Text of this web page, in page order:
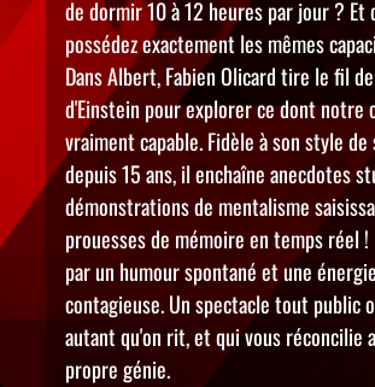
de dormir 10 à 12 heures par jour ? Et
possédez exactement les mêmes
Dans Albert, Fabien Olicard tire le fil
d'Einstein pour explorer ce dont notre
vraiment capable. Fidèle à son style
depuis 15 ans, il enchaîne anecdotes
démonstrations de mentalisme
prouesses de mémoire en temps réel
par un humour spontané et une
contagieuse. Un spectacle tout public
autant qu'on rit, et qui vous réconcilie
propre génie.